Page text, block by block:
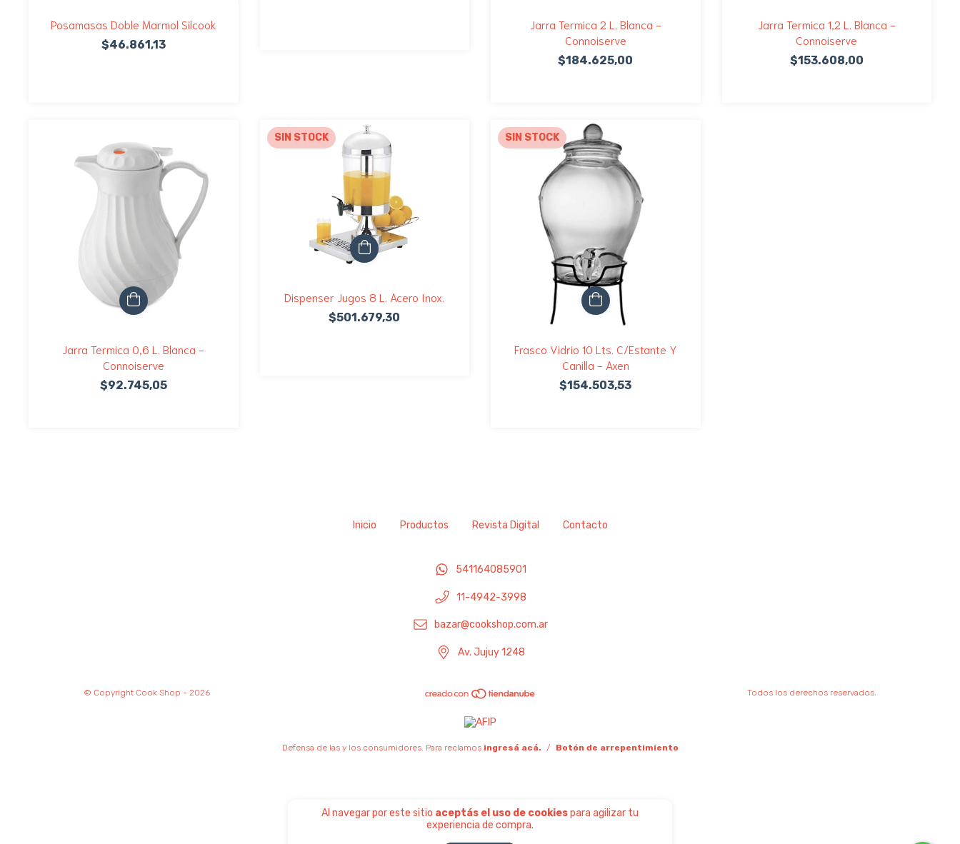
Al navegar por este sitio aceptás el uso de cookiespara agilizar tu
experiencia de compra.
Posamasas Doble Marmol Silcook
$46.861,13
Jarra Termica 2 L. Blanca -
Connoiserve
$184.625,00
Jarra Termica 1,2 L. Blanca -
Connoiserve
$153.608,00
Jarra Termica 0,6 L. Blanca -
Connoiserve
$92.745,05
SIN STOCK
Dispenser Jugos 8 L. Acero Inox.
$501.679,30
SIN STOCK
Frasco Vidrio 10 Lts. C/Estante Y
Canilla - Axen
$154.503,53
Inicio Productos Revista Digital Contacto
541164085901
11-4942-3998
bazar@cookshop.com.ar
Av. Jujuy 1248
© Copyright Cook Shop - 2026 Todos los derechos reservados.
Defensa de las y los consumidores. Para reclamos ingresá acá. / Botón de arrepentimiento